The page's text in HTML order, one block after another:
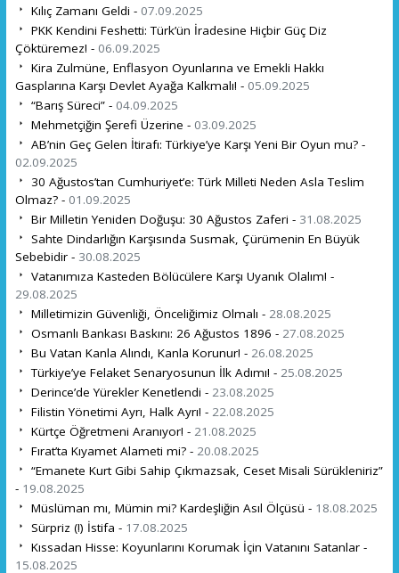
Kılıç Zamanı Geldi - 07.09.2025
PKK Kendini Feshetti: Türk’ün İradesine Hiçbir Güç Diz
Çöktüremez! - 06.09.2025
Kira Zulmüne, Enflasyon Oyunlarına ve Emekli Hakkı
Gasplarına Karşı Devlet Ayağa Kalkmalı! - 05.09.2025
“Barış Süreci” - 04.09.2025
Mehmetçiğin Şerefi Üzerine - 03.09.2025
AB’nin Geç Gelen İtirafı: Türkiye’ye Karşı Yeni Bir Oyun mu? -
02.09.2025
30 Ağustos’tan Cumhuriyet’e: Türk Milleti Neden Asla Teslim
Olmaz? - 01.09.2025
Bir Milletin Yeniden Doğuşu: 30 Ağustos Zaferi - 31.08.2025
Sahte Dindarlığın Karşısında Susmak, Çürümenin En Büyük
Sebebidir - 30.08.2025
Vatanımıza Kasteden Bölücülere Karşı Uyanık Olalım! -
29.08.2025
Milletimizin Güvenliği, Önceliğimiz Olmalı - 28.08.2025
Osmanlı Bankası Baskını: 26 Ağustos 1896 - 27.08.2025
Bu Vatan Kanla Alındı, Kanla Korunur! - 26.08.2025
Türkiye’ye Felaket Senaryosunun İlk Adımı! - 25.08.2025
Derince’de Yürekler Kenetlendi - 23.08.2025
Filistin Yönetimi Ayrı, Halk Ayrı! - 22.08.2025
Kürtçe Öğretmeni Aranıyor! - 21.08.2025
Fırat’ta Kıyamet Alameti mi? - 20.08.2025
“Emanete Kurt Gibi Sahip Çıkmazsak, Ceset Misali Sürükleniriz”
- 19.08.2025
Müslüman mı, Mümin mi? Kardeşliğin Asıl Ölçüsü - 18.08.2025
Sürpriz (!) İstifa - 17.08.2025
Kıssadan Hisse: Koyunlarını Korumak İçin Vatanını Satanlar -
15.08.2025